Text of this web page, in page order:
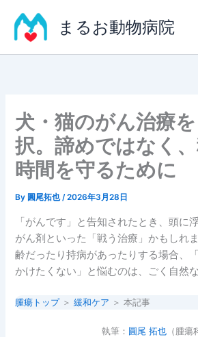
ス
まるお動物病院
犬・猫のがん治療
択。諦めではなく
時間を守るために
By 圓尾拓也/2026年3月28日
「がんです」と告知されたとき、頭に
がん剤といった「戦う治療」かもしれ
齢だったり持病があったりする場合、
かけたくない」と悩むのは、ごく自然な
腫瘍トップ ＞緩和ケア ＞ 本記事
執筆： 圓尾 拓也（腫瘍